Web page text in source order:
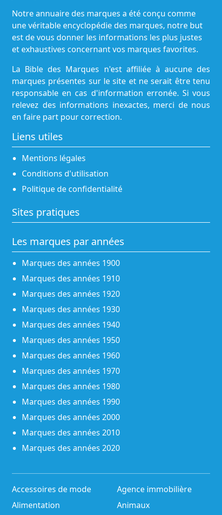
Notre annuaire des marques a été conçu comme
une véritable encyclopédie des marques, notre but
est de vous donner les informations les plus justes
et exhaustives concernant vos marques favorites.
La Bible des Marques n'est affiliée à aucune des
marques présentes sur le site et ne serait être tenu
responsable en cas d'information erronée. Si vous
relevez des informations inexactes, merci de nous
en faire part pour correction.
Liens utiles
Mentions légales
Conditions d'utilisation
Politique de confidentialité
Sites pratiques
Les marques par années
Marques des années 1900
Marques des années 1910
Marques des années 1920
Marques des années 1930
Marques des années 1940
Marques des années 1950
Marques des années 1960
Marques des années 1970
Marques des années 1980
Marques des années 1990
Marques des années 2000
Marques des années 2010
Marques des années 2020
Accessoires de mode
Agence immobilière
Alimentation
Animaux